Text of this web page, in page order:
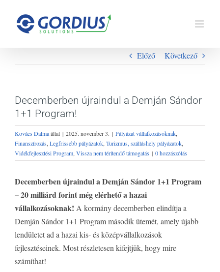
Előző Következő
Decemberben újraindul a Demján Sándor
1+1 Program!
Kovács Dalmaáltal | 2025. november 3. | Pályázat vállalkozásoknak
Finanszírozás Legfrissebb pályázatok Turizmus, szálláshely pályázatok
Vidékfejlesztési Program Vissza nem térítendő támogatás | 0 hozzászólás
Decemberben újraindul a Demján Sándor 1+1 Program
– 20 milliárd forint még elérhető a hazai
vállalkozásoknak! A kormány decemberben elindítja a
Demján Sándor 1+1 Program második ütemét, amely újabb
lendületet ad a hazai kis- és középvállalkozások
fejlesztéseinek. Most részletesen kifejtjük, hogy mire
számíthat!